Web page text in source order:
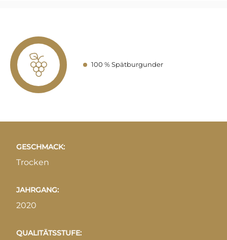
100 % Spätburgunder
GESCHMACK:
Trocken
JAHRGANG:
2020
QUALITÄTSSTUFE: